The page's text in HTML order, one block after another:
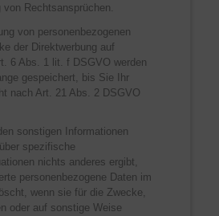
von Rechtsansprüchen.
von personenbezogenen
der Direktwerbung auf
6 Abs. 1 lit. f DSGVO werden
gespeichert, bis Sie Ihr
nach Art. 21 Abs. 2 DSGVO
sonstigen Informationen
spezifische
nichts anderes ergibt,
personenbezogene Daten im
wenn sie für die Zwecke,
oder auf sonstige Weise